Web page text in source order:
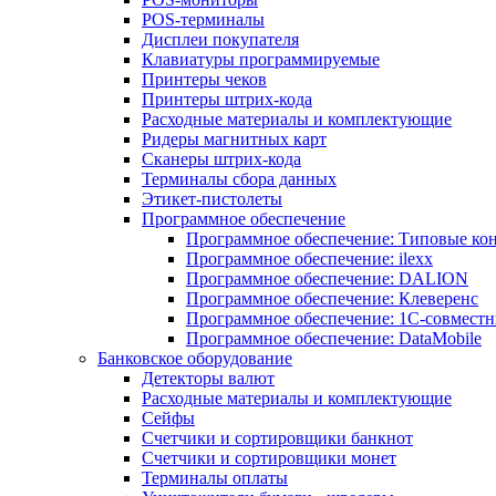
POS-терминалы
Дисплеи покупателя
Клавиатуры программируемые
Принтеры чеков
Принтеры штрих-кода
Расходные материалы и комплектующие
Ридеры магнитных карт
Сканеры штрих-кода
Терминалы сбора данных
Этикет-пистолеты
Программное обеспечение
Программное обеспечение: Типовые
Программное обеспечение: ilexx
Программное обеспечение: DALION
Программное обеспечение: Клеверенс
Программное обеспечение: 1С-
Программное обеспечение: DataMobile
Банковское оборудование
Детекторы валют
Расходные материалы и комплектующие
Сейфы
Счетчики и сортировщики банкнот
Счетчики и сортировщики монет
Терминалы оплаты